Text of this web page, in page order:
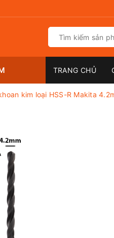
TRANG CHỦ
kim loại HSS-R Makita